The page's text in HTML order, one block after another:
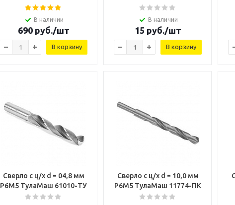
В наличии
690руб./шт
В корзину
В наличии
15 руб./шт
В корзину
Сверло с ц/х d = 04,8 мм
Р6М5 ТулаМаш 61010-ТУ
Сверло с ц/х d = 10,0 мм
Р6М5 ТулаМаш 11774-ПК